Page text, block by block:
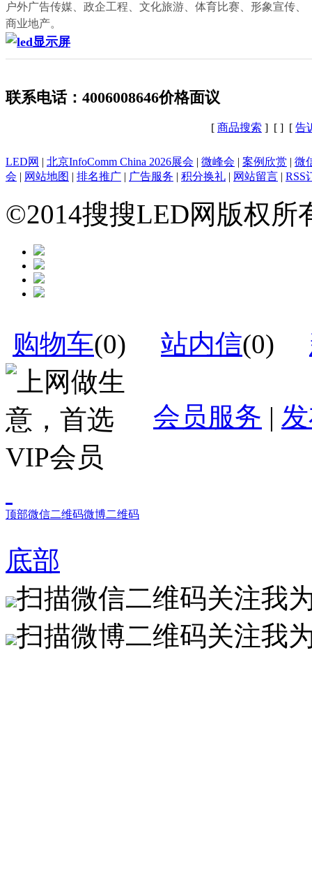
户外广告传媒、政企工程、文化旅游、体育比赛、形象宣传、
商业地产。
联系电话：4006008646价格面议
[ 商品搜索 ] [ ] [ 告
LED网 北京InfoComm China 2026展会 微峰会 案例欣赏
微
会
网站地图 排名推广 广告服务 积分换礼 网站留言 RSS
©2014搜搜LED网版权
购物车(0) 站内信(0)
会员服务 |
顶部微信二维码微博二维码
底部
扫描微信二维码关注我
扫描微博二维码关注我